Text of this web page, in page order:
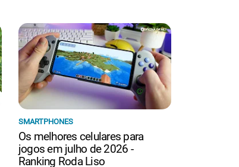
SMARTPHONES
Os melhores celulares para
jogos em julho de 2026 -
Ranking Roda Liso